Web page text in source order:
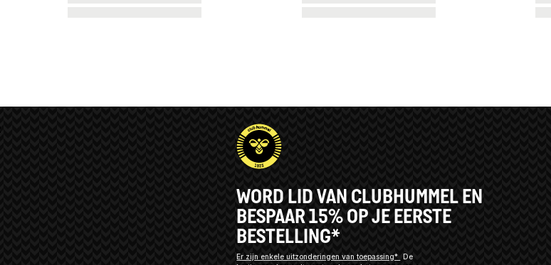
WORD LID VAN CLUBHUMMEL EN
BESPAAR 15% OP JE EERSTE
BESTELLING*
Er zijn enkele uitzonderingen van toepassing*
De